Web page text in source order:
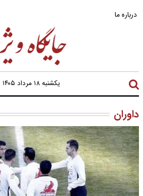
درباره ما
یکشنبه ۱۸ مرداد ۱۴۰۵
داوران